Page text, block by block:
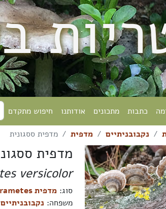
כתבות מתכונים אודותנו חיפוש מתקדם
נקבובניתיים מדפית מדפית ססגונית
מדפית
versicolor
סוג: מדפית Trametes
משפחה: נקבובניתיים Polyporaceae